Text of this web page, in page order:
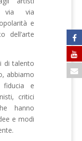
via via
e
dell’arte
di talento
abbiamo
e
critici
hanno
e modi